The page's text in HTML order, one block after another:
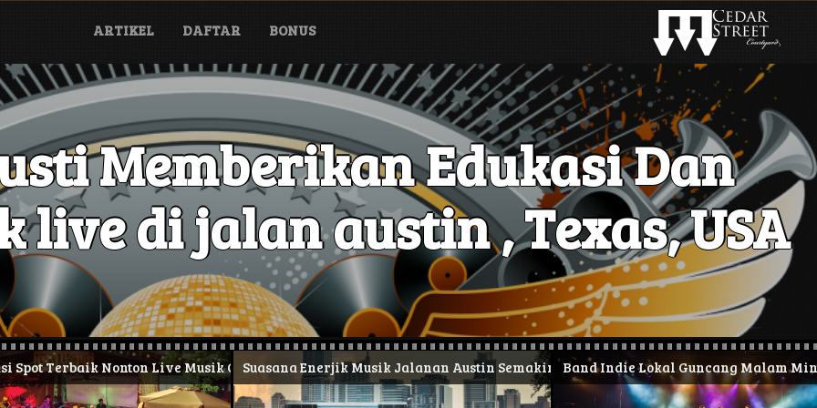
ARTIKEL DAFTAR BONUS
Memberikan Edukasi Dan
di jalan austin , Texas, USA
Terbaik Nonton Live Musik GratisSuasana Enerjik Musik Jalanan Austin Semakin HidupBand Indie Lokal Guncang Malam Minggu